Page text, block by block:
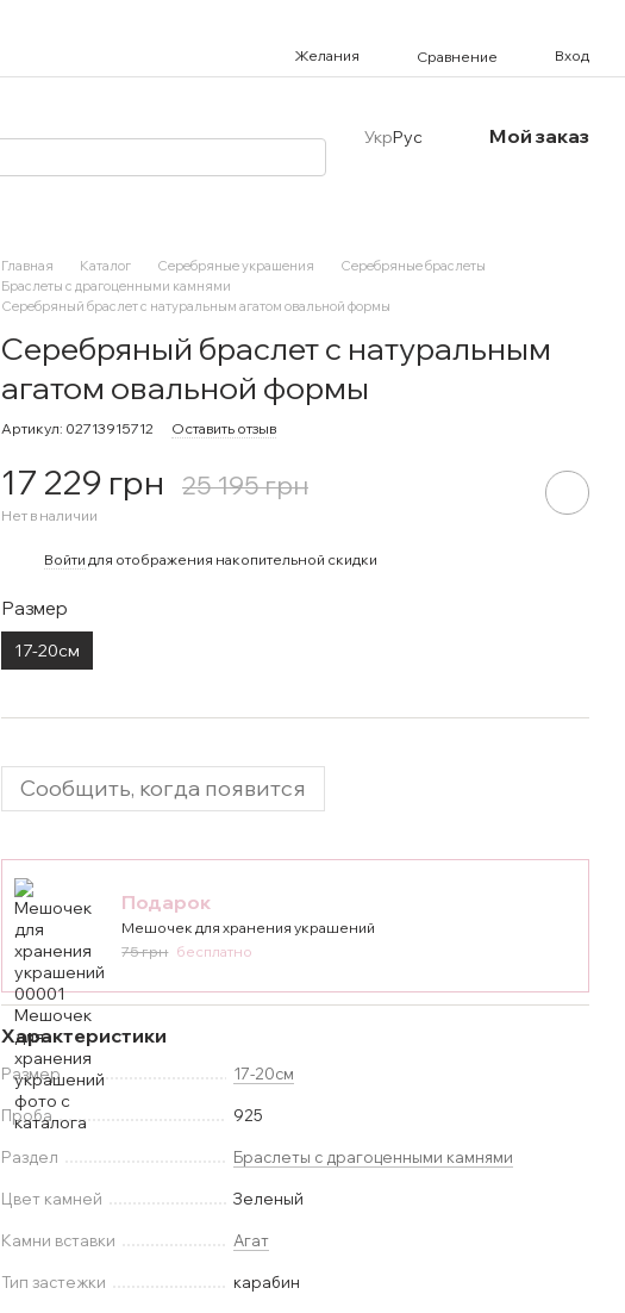
Желания Сравнение Вход
УкрРус Мой заказ
Главная Каталог Серебряные украшения
Серебряные браслеты
Браслеты с драгоценными камнями
Серебряный браслет с натуральным агатом овальной формы
Серебряный браслет с натуральным
агатом овальной формы
Артикул: 02713915712 Оставить отзыв
17 229 грн 25 195 грн
Нет в наличии
Войти для отображения накопительной скидки
Размер
17-20см
Сообщить, когда появится
Подарок
Мешочек для хранения украшений
75 грн бесплатно
Характеристики
Размер 17-20см
Проба 925
Раздел Браслеты с драгоценными камнями
Цвет камней Зеленый
Камни вставки Агат
Тип застежки карабин